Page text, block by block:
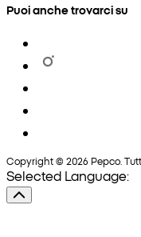
Puoi anche trovarci su
Copyright © 2026 Pepco.
Selected Language: